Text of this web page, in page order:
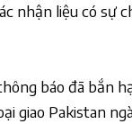
nhận liệu có sự
báo đã bắn
giao Pakistan